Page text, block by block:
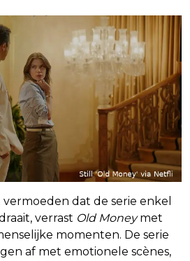
dat de serie enkel
verrast Old Moneymet
momenten. De serie
af met emotionele scènes,